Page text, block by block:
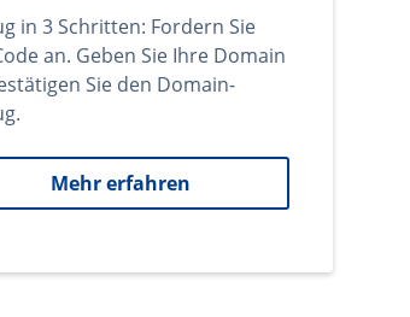
in 3 Schritten: Fordern Sie
an. Geben Sie Ihre Domain
Sie den Domain-
Mehr erfahren